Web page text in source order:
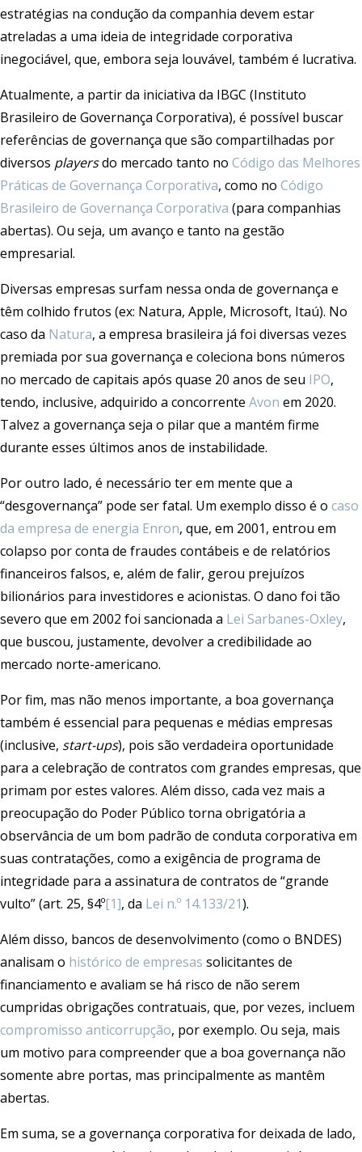
estratégias na condução da companhia devem estar
atreladas a uma ideia de integridade corporativa
inegociável, que, embora seja louvável, também é lucrativa.
Atualmente, a partir da iniciativa da IBGC (Instituto
Brasileiro de Governança Corporativa), é possível buscar
referências de governança que são compartilhadas por
diversos playersdo mercado tanto no Código das Melhores
Práticas de Governança Corporativa, como no Código
Brasileiro de Governança Corporativa (para companhias
abertas). Ou seja, um avanço e tanto na gestão
empresarial.
Diversas empresas surfam nessa onda de governança e
têm colhido frutos (ex: Natura, Apple, Microsoft, Itaú). No
caso da Natura, a empresa brasileira já foi diversas vezes
premiada por sua governança e coleciona bons números
no mercado de capitais após quase 20 anos de seu IPO,
tendo, inclusive, adquirido a concorrente Avon em 2020.
Talvez a governança seja o pilar que a mantém firme
durante esses últimos anos de instabilidade.
Por outro lado, é necessário ter em mente que a
“desgovernança” pode ser fatal. Um exemplo disso é o caso
da empresa de energia Enron, que, em 2001, entrou em
colapso por conta de fraudes contábeis e de relatórios
financeiros falsos, e, além de falir, gerou prejuízos
bilionários para investidores e acionistas. O dano foi tão
severo que em 2002 foi sancionada a Lei Sarbanes-Oxley,
que buscou, justamente, devolver a credibilidade ao
mercado norte-americano.
Por fim, mas não menos importante, a boa governança
também é essencial para pequenas e médias empresas
(inclusive, start-ups), pois são verdadeira oportunidade
para a celebração de contratos com grandes empresas, que
primam por estes valores. Além disso, cada vez mais a
preocupação do Poder Público torna obrigatória a
observância de um bom padrão de conduta corporativa em
suas contratações, como a exigência de programa de
integridade para a assinatura de contratos de “grande
vulto” (art. 25, §4º[1], da Lei n.º 14.133/21).
Além disso, bancos de desenvolvimento (como o BNDES)
analisam o histórico de empresas solicitantes de
financiamento e avaliam se há risco de não serem
cumpridas obrigações contratuais, que, por vezes, incluem
compromisso anticorrupção, por exemplo. Ou seja, mais
um motivo para compreender que a boa governança não
somente abre portas, mas principalmente as mantêm
abertas.
Em suma, se a governança corporativa for deixada de lado,